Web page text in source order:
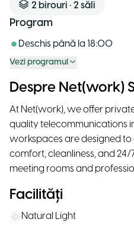
2 birouri • 2 săli
Program
Deschis până la 18:00
Vezi programul
Despre Net(work)
At Net(work), we offer
quality telecommunications
workspaces are designed
comfort, cleanliness, and
meeting rooms and
Facilități
Natural Light